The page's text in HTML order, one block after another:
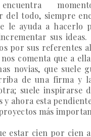
del todo, siempre
le ayuda a hacerlo
sus ideas.
por sus referentes
comenta que a
novias, que suele
de una firma y
suele inspirarse
y ahora esta
más
estar cien por cien